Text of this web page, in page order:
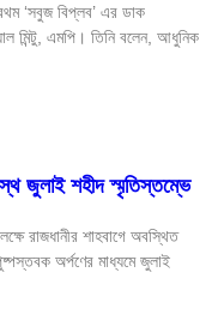
‘সবুজ বিপ্লব’ এর ডাক
মিন্টু, এমপি। তিনি বলেন, আধুনিক
জুলাই শহীদ স্মৃতিস্তম্ভে
রাজধানীর শাহবাগে অবস্থিত
অর্পণের মাধ্যমে জুলাই